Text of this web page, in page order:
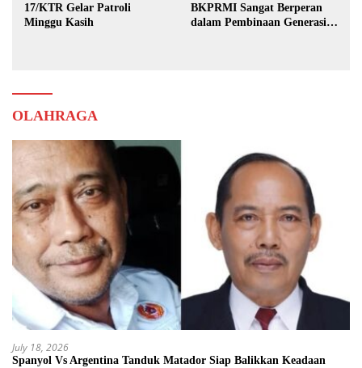
17/KTR Gelar Patroli
Minggu Kasih
BKPRMI Sangat Berperan
dalam Pembinaan Generasi
OLAHRAGA
July 18, 2026
Spanyol Vs Argentina Tanduk Matador Siap Balikkan Keadaan